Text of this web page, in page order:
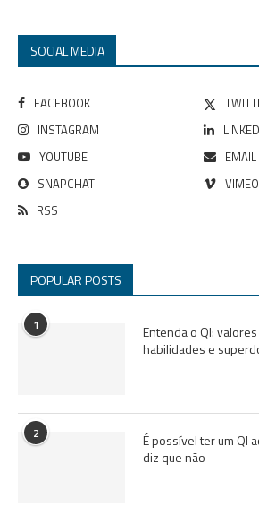
SOCIAL MEDIA
FACEBOOK
INSTAGRAM
YOUTUBE
EMAIL
SNAPCHAT
VIMEO
RSS
POPULAR POSTS
1
Entenda o QI:
habilidades e
2
É possível ter um QI
diz que não